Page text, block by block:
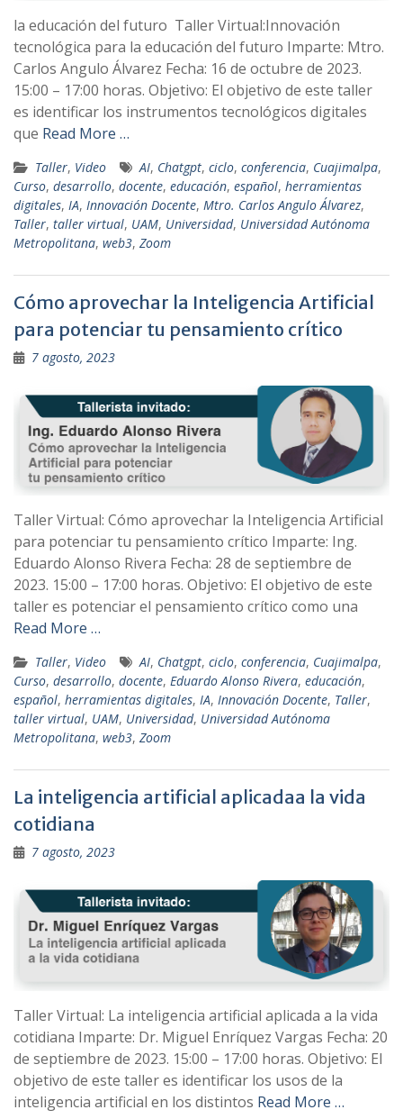
la educación del futuro Taller Virtual:Innovación
tecnológica para la educación del futuro Imparte: Mtro.
Carlos Angulo Álvarez Fecha: 16 de octubre de 2023.
15:00 – 17:00 horas. Objetivo: El objetivo de este taller
es identificar los instrumentos tecnológicos digitales
que Read More …
Taller, Video AI, Chatgpt, ciclo, conferencia, Cuajimalpa,
Curso, desarrollo, docente, educación, español, herramientas
digitales, IA, Innovación Docente, Mtro. Carlos Angulo Álvarez,
Taller, taller virtual, UAM, Universidad, Universidad Autónoma
Metropolitana, web3, Zoom
Cómo aprovechar la Inteligencia Artificial
para potenciar tu pensamiento crítico
7 agosto, 2023
Taller Virtual: Cómo aprovechar la Inteligencia Artificial
para potenciar tu pensamiento crítico Imparte: Ing.
Eduardo Alonso Rivera Fecha: 28 de septiembre de
2023. 15:00 – 17:00 horas. Objetivo: El objetivo de este
taller es potenciar el pensamiento crítico como una
Read More …
Taller, Video AI, Chatgpt, ciclo, conferencia, Cuajimalpa,
Curso, desarrollo, docente, Eduardo Alonso Rivera, educación,
español, herramientas digitales, IA, Innovación Docente, Taller,
taller virtual, UAM, Universidad, Universidad Autónoma
Metropolitana, web3, Zoom
La inteligencia artificial aplicadaa la vida
cotidiana
7 agosto, 2023
Taller Virtual: La inteligencia artificial aplicada a la vida
cotidiana Imparte: Dr. Miguel Enríquez Vargas Fecha: 20
de septiembre de 2023. 15:00 – 17:00 horas. Objetivo: El
objetivo de este taller es identificar los usos de la
inteligencia artificial en los distintos Read More …